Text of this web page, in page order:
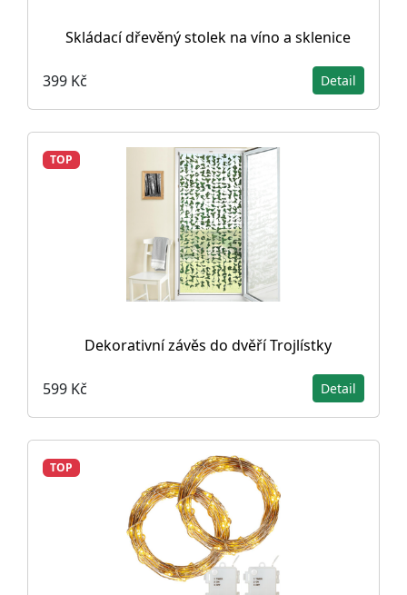
Skládací dřevěný stolek na víno a sklenice
399 Kč Detail
TOP
Dekorativní závěs do dvěří Trojlístky
599 Kč Detail
TOP